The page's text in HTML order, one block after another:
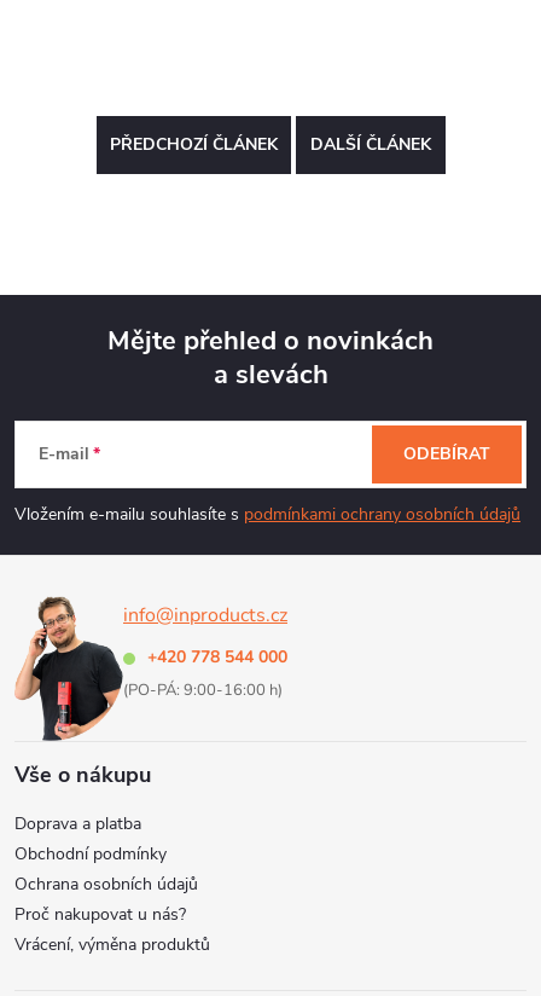
PŘEDCHOZÍ ČLÁNEK DALŠÍ ČLÁNEK
p
Mějte přehled o novinkách
a slevách
E-mail
Vložením e-mailu souhlasíte s podmínkami ochrany osobních údajů
ODEBÍRAT
info@inproducts.cz
+420 778 544 000
(PO-PÁ: 9:00-16:00 h)
Vše o nákupu
Doprava a platba
Obchodní podmínky
Ochrana osobních údajů
Proč nakupovat u nás?
Vrácení, výměna produktů